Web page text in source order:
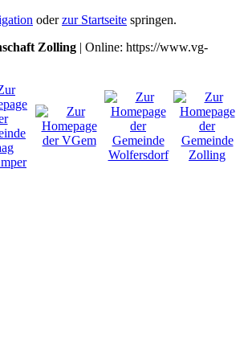
oderzur Startseite springen.
Zolling | Online: https://www.vg-